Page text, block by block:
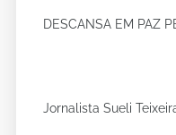
DESCANSA EM PAZ
Jornalista Sueli